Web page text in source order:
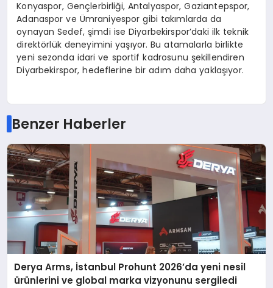
Konyaspor, Gençlerbirliği, Antalyaspor, Gaziantepspor,
Adanaspor ve Ümraniyespor gibi takımlarda da
oynayan Sedef, şimdi ise Diyarbekirspor’daki ilk teknik
direktörlük deneyimini yaşıyor. Bu atamalarla birlikte
yeni sezonda idari ve sportif kadrosunu şekillendiren
Diyarbekirspor, hedeflerine bir adım daha yaklaşıyor.
Benzer Haberler
Derya Arms, İstanbul Prohunt 2026’da yeni nesil
ürünlerini ve global marka vizyonunu sergiledi